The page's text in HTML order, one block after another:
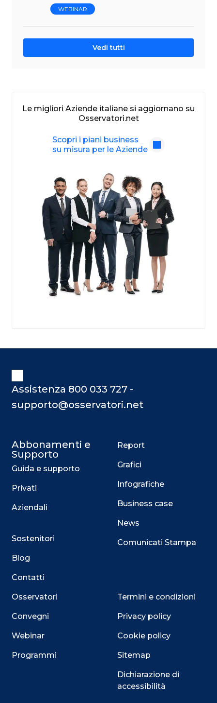
WEBINAR
Vedi tutti
Le migliori Aziende italiane si aggiornano su
Osservatori.net
Scopri i piani business
su misura per le Aziende
Assistenza 800 033 727 -
supporto@osservatori.net
Abbonamenti e
Supporto
Guida e supporto
Privati
Aziendali
Sostenitori
Blog
Contatti
Osservatori
Convegni
Webinar
Programmi
Report
Grafici
Infografiche
Business case
News
Comunicati Stampa
Termini e condizioni
Privacy policy
Cookie policy
Sitemap
Dichiarazione di
accessibilità